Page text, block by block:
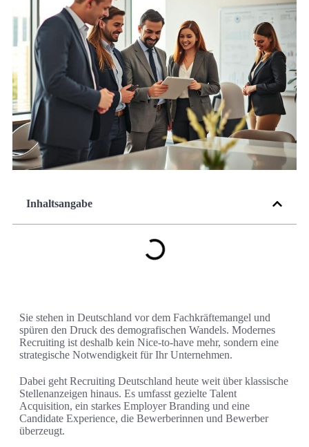
Inhaltsangabe
Sie stehen in Deutschland vor dem Fachkräftemangel und
spüren den Druck des demografischen Wandels. Modernes
Recruiting ist deshalb kein Nice-to-have mehr, sondern eine
strategische Notwendigkeit für Ihr Unternehmen.
Dabei geht Recruiting Deutschland heute weit über klassische
Stellenanzeigen hinaus. Es umfasst gezielte Talent
Acquisition, ein starkes Employer Branding und eine
Candidate Experience, die Bewerberinnen und Bewerber
überzeugt.